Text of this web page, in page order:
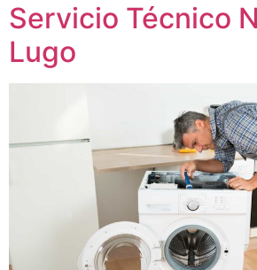
Servicio Técnico
Lugo